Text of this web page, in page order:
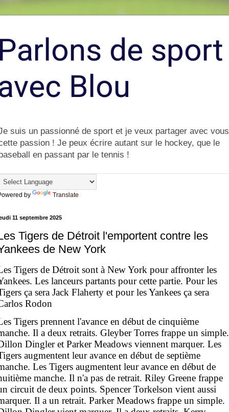
de sport
Blou
suis un passionné de sport et je veux partager avec vous
passion ! Je peux écrire autant sur le hockey, que le
en passant par le tennis !
by Translate
11 septembre 2025
Tigers de Détroit l'emportent contre les
de New York
Tigers de Détroit sont à New York pour affronter les
Les lanceurs partants pour cette partie. Pour les
ça sera Jack Flaherty et pour les Yankees ça sera
Rodon
Tigers prennent l'avance en début de cinquième
Il a deux retraits. Gleyber Torres frappe un simple.
Dingler et Parker Meadows viennent marquer. Les
augmentent leur avance en début de septième
Les Tigers augmentent leur avance en début de
manche. Il n'a pas de retrait. Riley Greene frappe
circuit de deux points. Spencer Torkelson vient aussi
Il a un retrait. Parker Meadows frappe un simple.